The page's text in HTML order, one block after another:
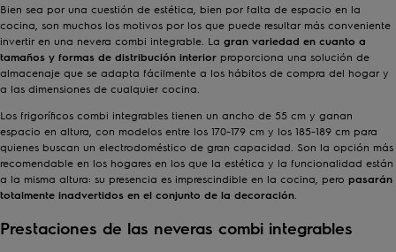
Bien sea por una cuestión de estética, bien por falta de espacio en la
cocina, son muchos los motivos por los que puede resultar más conveniente
invertir en una nevera combi integrable. La gran variedad en cuanto a
tamaños y formas de distribución interior proporciona una solución de
almacenaje que se adapta fácilmente a los hábitos de compra del hogar y
a las dimensiones de cualquier cocina.
Los frigoríficos combi integrables tienen un ancho de 55 cm y ganan
espacio en altura, con modelos entre los 170-179 cm y los 185-189 cm para
quienes buscan un electrodoméstico de gran capacidad. Son la opción más
recomendable en los hogares en los que la estética y la funcionalidad están
a la misma altura: su presencia es imprescindible en la cocina, pero pasarán
totalmente inadvertidos en el conjunto de la decoración
Prestaciones de las neveras combi integrables